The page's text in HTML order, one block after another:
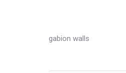
gabion walls